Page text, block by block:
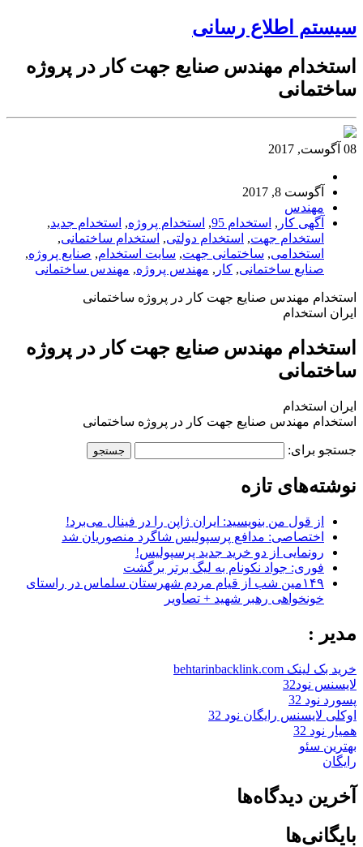
سیستم اطلاع رسانی
استخدام مهندس صنایع جهت کار در پروژه
ساختمانی
08 آگوست, 2017
آگوست 8, 2017
مهندس
آگهی کار , استخدام 95 , استخدام پروژه, استخدام جدید,
استخدام جهت, استخدام دولتی, استخدام ساختمانی,
استخدامی, ساختمانی جهت, سایت استخدام, صنایع پروژه,
صنایع ساختمانی, کار , مهندس پروژه, مهندس ساختمانی
استخدام مهندس صنایع جهت کار در پروژه ساختمانی
ایران استخدام
استخدام مهندس صنایع جهت کار در پروژه
ساختمانی
ایران استخدام
استخدام مهندس صنایع جهت کار در پروژه ساختمانی
جستجو برای:
نوشته‌های تازه
از قول من بنویسید: ایران ژاپن را در فینال می‌برد!
اختصاصی: مدافع پرسپولیس شاگرد منصوریان شد
رونمایی از دو خرید جدید پرسپولیس!
فوری: جواد نکونام به لیگ برتر برگشت
۱۴۹مین شب از قیام مردم شهرستان سلماس در راستای
خونخواهی رهبر شهید + تصاویر
مدیر :
خرید بک لینک behtarinbacklink.com
لایسنس نود32
پسورد نود 32
اوکلی لایسنس رایگان نود 32
همیار نود 32
بهترین سئو
رایگان
آخرین دیدگاه‌ها
بایگانی‌ها